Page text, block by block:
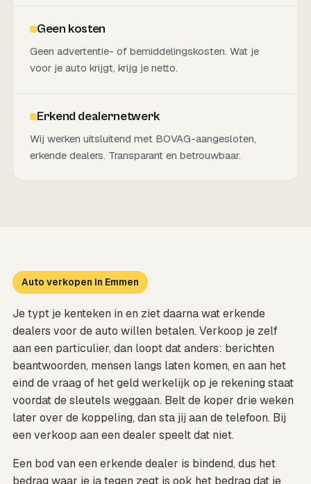
Geen kosten
Geen advertentie- of bemiddelingskosten. Wat je
voor je auto krijgt, krijg je netto.
Erkend dealernetwerk
Wij werken uitsluitend met BOVAG-aangesloten,
erkende dealers. Transparant en betrouwbaar.
Auto verkopen in Emmen
Je typt je kenteken in en ziet daarna wat erkende
dealers voor de auto willen betalen. Verkoop je zelf
aan een particulier, dan loopt dat anders: berichten
beantwoorden, mensen langs laten komen, en aan het
eind de vraag of het geld werkelijk op je rekening staat
voordat de sleutels weggaan. Belt de koper drie weken
later over de koppeling, dan sta jij aan de telefoon. Bij
een verkoop aan een dealer speelt dat niet.
Een bod van een erkende dealer is bindend, dus het
bedrag waar je ja tegen zegt is ook het bedrag dat je